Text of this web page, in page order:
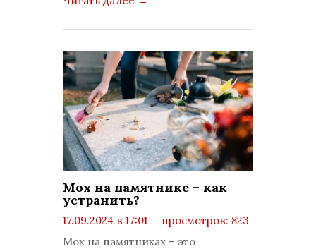
Мох на памятнике – как
устранить?
17.09.2024 в 17:01
просмотров: 823
Мох на памятниках – это